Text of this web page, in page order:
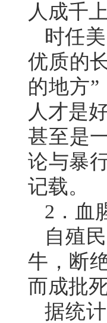
人成千
时任
优质的
的地方
人才是
甚至是
论与暴
记载。
2．血
自殖
牛，断
而成批死
据统